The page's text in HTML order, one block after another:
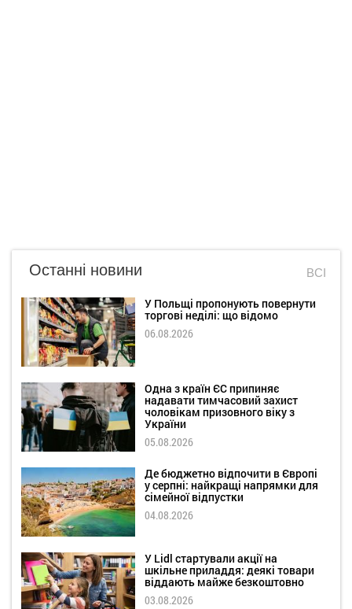
Останні новини ВСІ
У Польщі пропонують повернути
торгові неділі: що відомо
06.08.2026
Одна з країн ЄС припиняє
надавати тимчасовий захист
чоловікам призовного віку з
України
05.08.2026
Де бюджетно відпочити в Європі
у серпні: найкращі напрямки для
сімейної відпустки
04.08.2026
У Lidl стартували акції на
шкільне приладдя: деякі товари
віддають майже безкоштовно
03.08.2026